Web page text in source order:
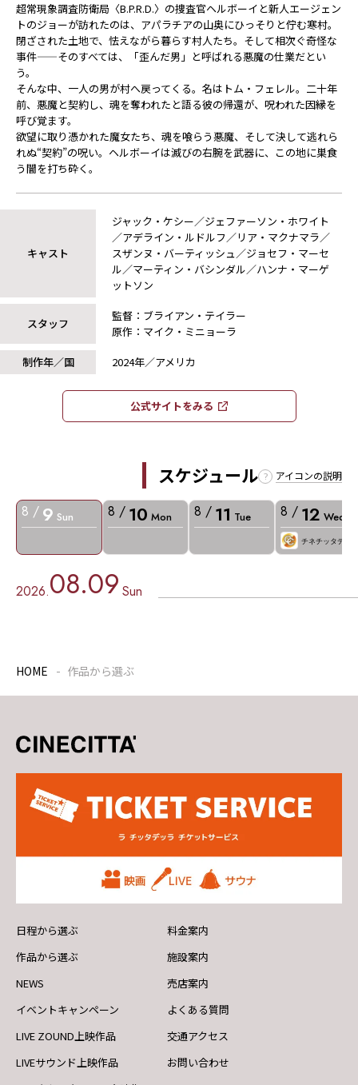
超常現象調査防衛局〈B.P.R.D.〉の捜査官ヘルボーイと新人エージェン
トのジョーが訪れたのは、アパラチアの山奥にひっそりと佇む寒村。
閉ざされた土地で、怯えながら暮らす村人たち。そして相次ぐ奇怪な
事件——そのすべては、「歪んだ男」と呼ばれる悪魔の仕業だとい
う。
そんな中、一人の男が村へ戻ってくる。名はトム・フェレル。二十年
前、悪魔と契約し、魂を奪われたと語る彼の帰還が、呪われた因縁を
呼び覚ます。
欲望に取り憑かれた魔女たち、魂を喰らう悪魔、そして決して逃れら
れぬ“契約”の呪い。ヘルボーイは滅びの右腕を武器に、この地に巣食
う闇を打ち砕く。
キャスト
ジャック・ケシー／ジェファーソン・ホワイト
／アデライン・ルドルフ／リア・マクナマラ／
スザンヌ・バーティッシュ／ジョセフ・マーセ
ル／マーティン・バシンダル／ハンナ・マーゲ
ットソン
スタッフ
監督：ブライアン・テイラー
原作：マイク・ミニョーラ
制作年／国
2024年／アメリカ
公式サイトをみる​​
スケジュール アイコンの説明
8 / 9 Sun 8 / 10 Mon 8 / 11 Tue 8 / 12 Wed
チネチッタデー
2026.08.09 Sun
HOME 作品から選ぶ
日程から選ぶ
作品から選ぶ
NEWS
イベントキャンペーン
LIVE ZOUND上映作品
LIVEサウンド上映作品
料金案内
施設案内
売店案内
よくある質問
交通アクセス
お問い合わせ